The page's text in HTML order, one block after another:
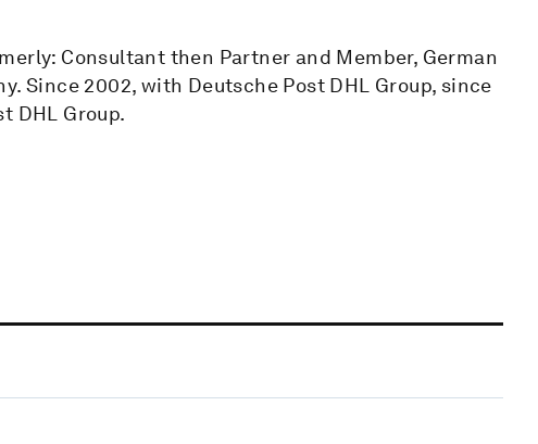
Consultant then Partner and Member, German
Since 2002, with Deutsche Post DHL Group, since
DHL Group.